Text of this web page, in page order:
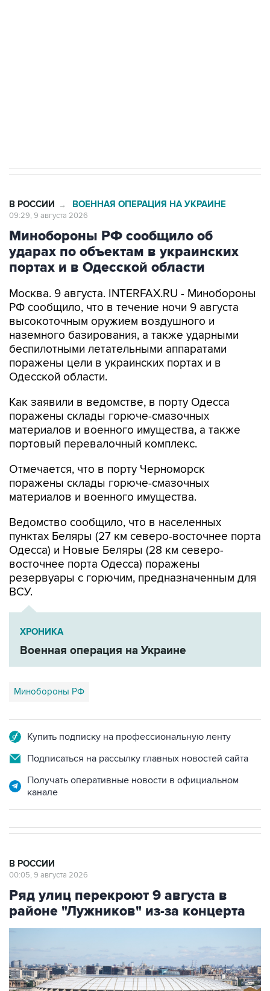
В РОССИИ → ВОЕННАЯ ОПЕРАЦИЯ НА УКРАИНЕ
09:29, 9 августа 2026
Минобороны РФ сообщило об
ударах по объектам в украинских
портах и в Одесской области
Москва. 9 августа. INTERFAX.RU - Минобороны
РФ сообщило, что в течение ночи 9 августа
высокоточным оружием воздушного и
наземного базирования, а также ударными
беспилотными летательными аппаратами
поражены цели в украинских портах и в
Одесской области.
Как заявили в ведомстве, в порту Одесса
поражены склады горюче-смазочных
материалов и военного имущества, а также
портовый перевалочный комплекс.
Отмечается, что в порту Черноморск
поражены склады горюче-смазочных
материалов и военного имущества.
Ведомство сообщило, что в населенных
пунктах Беляры (27 км северо-восточнее порта
Одесса) и Новые Беляры (28 км северо-
восточнее порта Одесса) поражены
резервуары с горючим, предназначенным для
ВСУ.
ХРОНИКА
Военная операция на Украине
Минобороны РФ
Купить подписку на профессиональную ленту
Подписаться на рассылку главных новостей сайта
Получать оперативные новости в официальном
канале
В РОССИИ
00:05, 9 августа 2026
Ряд улиц перекроют 9 августа в
районе "Лужников" из-за концерта